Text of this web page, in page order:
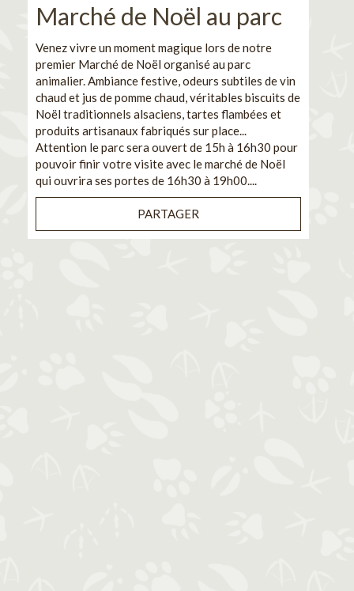
Marché de Noël au parc
Venez vivre un moment magique lors de notre
premier Marché de Noël organisé au parc
animalier. Ambiance festive, odeurs subtiles de vin
chaud et jus de pomme chaud, véritables biscuits de
Noël traditionnels alsaciens, tartes flambées et
produits artisanaux fabriqués sur place...
Attention le parc sera ouvert de 15h à 16h30 pour
pouvoir finir votre visite avec le marché de Noël
qui ouvrira ses portes de 16h30 à 19h00....
PARTAGER